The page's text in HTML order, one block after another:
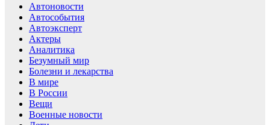
Автоновости
Автособытия
Автоэксперт
Актеры
Аналитика
Безумный мир
Болезни и лекарства
В мире
В России
Вещи
Военные новости